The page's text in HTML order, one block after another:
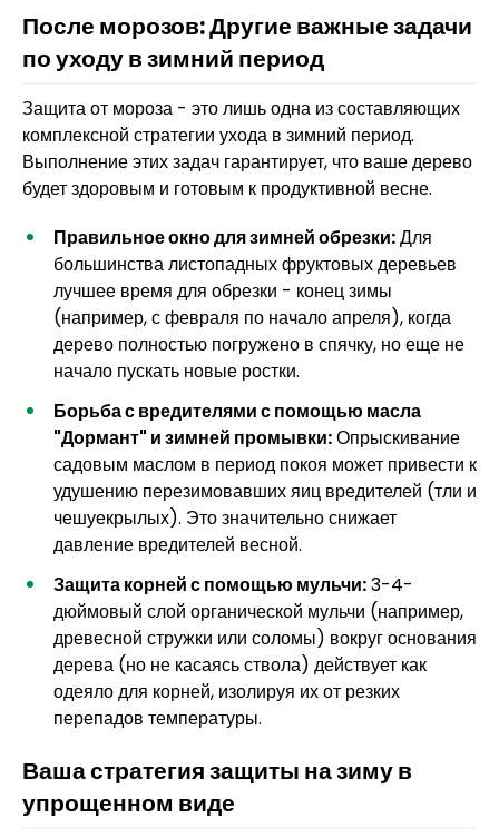
После морозов: Другие важные задачи
по уходу в зимний период
Защита от мороза - это лишь одна из составляющих
комплексной стратегии ухода в зимний период.
Выполнение этих задач гарантирует, что ваше дерево
будет здоровым и готовым к продуктивной весне.
Правильное окно для зимней обрезки:Для
большинства листопадных фруктовых деревьев
лучшее время для обрезки - конец зимы
(например, с февраля по начало апреля), когда
дерево полностью погружено в спячку, но еще не
начало пускать новые ростки.
Борьба с вредителями с помощью масла
"Дормант" и зимней промывки:Опрыскивание
садовым маслом в период покоя может привести к
удушению перезимовавших яиц вредителей (тли и
чешуекрылых). Это значительно снижает
давление вредителей весной.
Защита корней с помощью мульчи:3-4-
дюймовый слой органической мульчи (например,
древесной стружки или соломы) вокруг основания
дерева (но не касаясь ствола) действует как
одеяло для корней, изолируя их от резких
перепадов температуры.
Ваша стратегия защиты на зиму в
упрощенном виде